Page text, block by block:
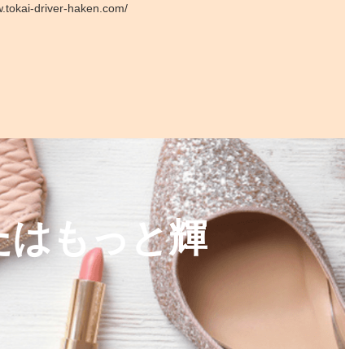
driver-haken.com/
もっと輝